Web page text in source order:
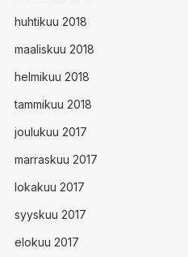
huhtikuu 2018
maaliskuu 2018
helmikuu 2018
tammikuu 2018
joulukuu 2017
marraskuu 2017
lokakuu 2017
syyskuu 2017
elokuu 2017